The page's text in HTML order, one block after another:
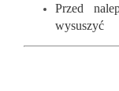
Przed
wysuszyć